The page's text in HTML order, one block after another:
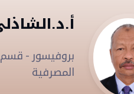
بروفيسور - قسم
المصرفية